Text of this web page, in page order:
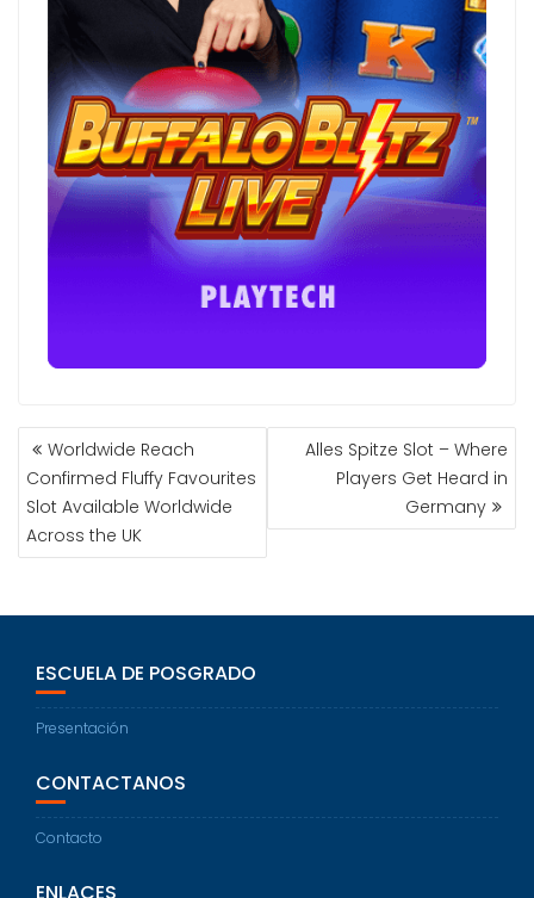
Worldwide Reach
Confirmed Fluffy Favourites
Slot Available Worldwide
Across the UK
Alles Spitze Slot – Where
Players Get Heard in
Germany
ESCUELA DE POSGRADO
Presentación
CONTACTANOS
Contacto